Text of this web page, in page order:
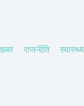
राजनीति स्वास्थ्य